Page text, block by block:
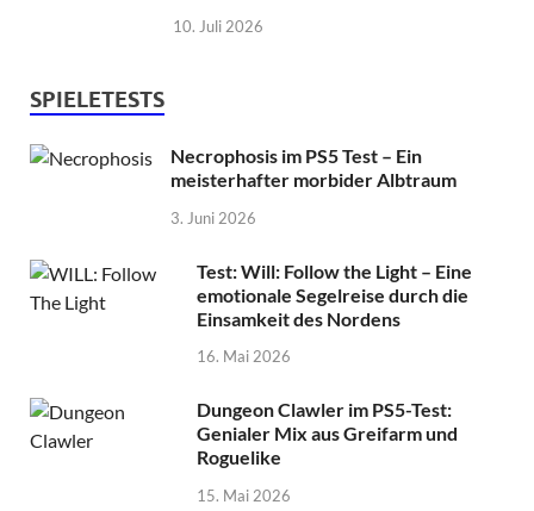
10. Juli 2026
SPIELETESTS
Necrophosis im PS5 Test – Ein
meisterhafter morbider Albtraum
3. Juni 2026
Test: Will: Follow the Light – Eine
emotionale Segelreise durch die
Einsamkeit des Nordens
16. Mai 2026
Dungeon Clawler im PS5-Test:
Genialer Mix aus Greifarm und
Roguelike
15. Mai 2026